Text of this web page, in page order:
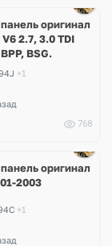
оригинал
2.7, 3.0 TDI
BSG.
+1
768
оригинал
2003
+1